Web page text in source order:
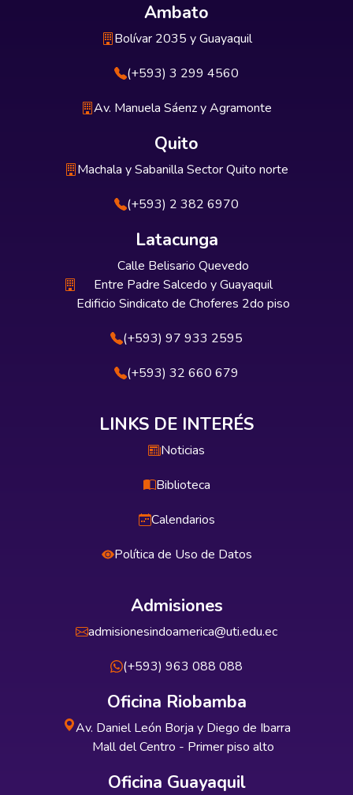
Ambato
Bolívar 2035 y Guayaquil
(+593) 3 299 4560
Av. Manuela Sáenz y Agramonte
Quito
Machala y Sabanilla Sector Quito norte
(+593) 2 382 6970
Latacunga
Calle Belisario Quevedo
Entre Padre Salcedo y Guayaquil
Edificio Sindicato de Choferes 2do piso
(+593) 97 933 2595
(+593) 32 660 679
LINKS DE INTERÉS
Noticias
Biblioteca
Calendarios
Política de Uso de Datos
Admisiones
admisionesindoamerica@uti.edu.ec
(+593) 963 088 088
Oficina Riobamba
Av. Daniel León Borja y Diego de Ibarra
Mall del Centro - Primer piso alto
Oficina Guayaquil